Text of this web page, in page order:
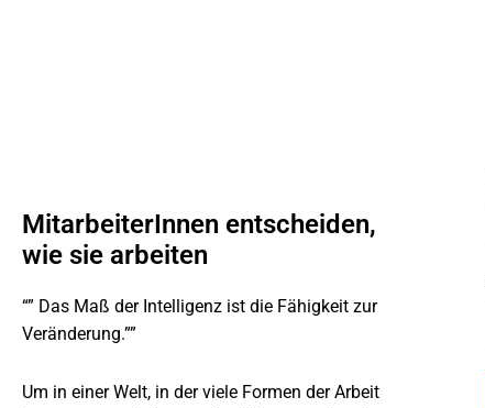
MitarbeiterInnen entscheiden,
wie sie arbeiten
“” Das Maß der Intelligenz ist die Fähigkeit zur
Veränderung.””
Um in einer Welt, in der viele Formen der Arbeit